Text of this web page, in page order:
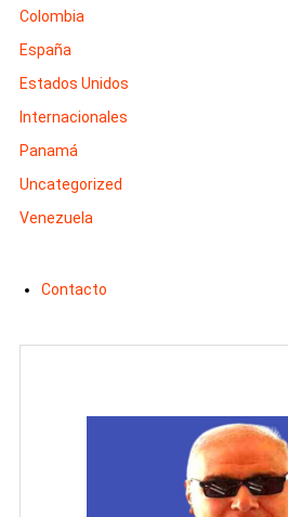
Colombia
España
Estados Unidos
Internacionales
Panamá
Uncategorized
Venezuela
Contacto